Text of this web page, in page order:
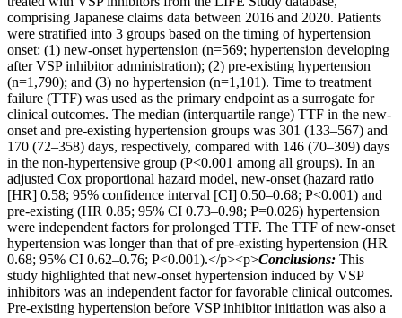
comprising Japanese claims data between 2016 and 2020. Patients
were stratified into 3 groups based on the timing of hypertension
onset: (1) new-onset hypertension (n=569; hypertension developing
after VSP inhibitor administration); (2) pre-existing hypertension
(n=1,790); and (3) no hypertension (n=1,101). Time to treatment
failure (TTF) was used as the primary endpoint as a surrogate for
clinical outcomes. The median (interquartile range) TTF in the new-
onset and pre-existing hypertension groups was 301 (133–567) and
170 (72–358) days, respectively, compared with 146 (70–309) days
in the non-hypertensive group (P<0.001 among all groups). In an
adjusted Cox proportional hazard model, new-onset (hazard ratio
[HR] 0.58; 95% confidence interval [CI] 0.50–0.68; P<0.001) and
pre-existing (HR 0.85; 95% CI 0.73–0.98; P=0.026) hypertension
were independent factors for prolonged TTF. The TTF of new-onset
hypertension was longer than that of pre-existing hypertension (HR
0.68; 95% CI 0.62–0.76; P<0.001).</p><p>Conclusions: This
study highlighted that new-onset hypertension induced by VSP
inhibitors was an independent factor for favorable clinical outcomes.
Pre-existing hypertension before VSP inhibitor initiation was also a